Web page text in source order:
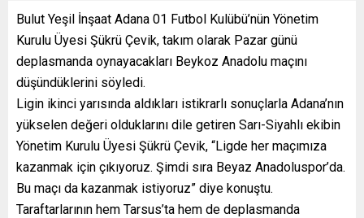
Bulut Yeşil İnşaat Adana 01 Futbol Kulübü’nün Yönetim
Kurulu Üyesi Şükrü Çevik, takım olarak Pazar günü
deplasmanda oynayacakları Beykoz Anadolu maçını
düşündüklerini söyledi.
Ligin ikinci yarısında aldıkları istikrarlı sonuçlarla Adana’nın
yükselen değeri olduklarını dile getiren Sarı-Siyahlı ekibin
Yönetim Kurulu Üyesi Şükrü Çevik, “Ligde her maçımıza
kazanmak için çıkıyoruz. Şimdi sıra Beyaz Anadoluspor’da.
Bu maçı da kazanmak istiyoruz” diye konuştu.
Taraftarlarının hem Tarsus’ta hem de deplasmanda